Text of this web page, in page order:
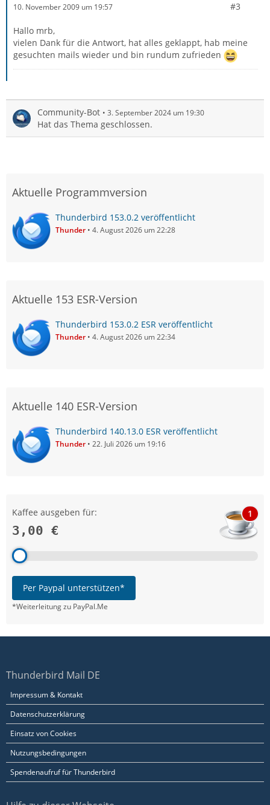
10. November 2009 um 19:57 #3
Hallo mrb,
vielen Dank für die Antwort, hat alles geklappt, hab meine
gesuchten mails wieder und bin rundum zufrieden
Community-Bot 3. September 2024 um 19:30
Hat das Thema geschlossen.
Aktuelle Programmversion
Thunderbird 153.0.2 veröffentlicht
Thunder 4. August 2026 um 22:28
Aktuelle 153 ESR-Version
Thunderbird 153.0.2 ESR veröffentlicht
Thunder 4. August 2026 um 22:34
Aktuelle 140 ESR-Version
Thunderbird 140.13.0 ESR veröffentlicht
Thunder 22. Juli 2026 um 19:16
Kaffee ausgeben für:
3,00 €
1
Per Paypal unterstützen*
*Weiterleitung zu PayPal.Me
Thunderbird Mail DE
Impressum & Kontakt
Datenschutzerklärung
Einsatz von Cookies
Nutzungsbedingungen
Spendenaufruf für Thunderbird